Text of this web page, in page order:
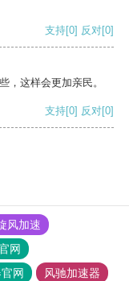
支持[0] 反对[0]
，这样会更加亲民。
支持[0] 反对[0]
风加速
网
网
风驰加速器